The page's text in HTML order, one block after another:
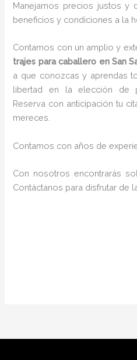
Manejamos precios justos y
beneficios y condiciones a la
Contamos con un amplio y
trajes para caballero en San
a que conozcas y aprendas
libertad en la elección de
Reserva con anticipación tu
mereces.
Contamos con años de
Con nosotros encontrarás
Contáctanos para disfrutar de